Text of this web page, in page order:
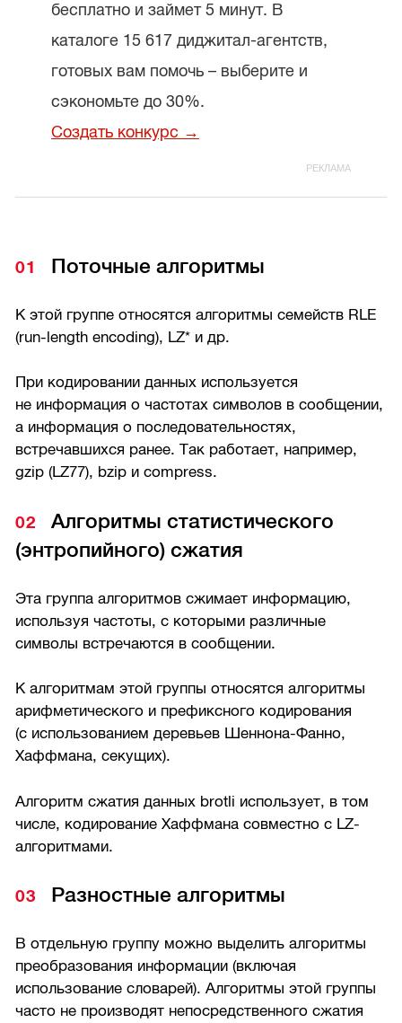
бесплатно и займет 5 минут. В
каталоге 15 617 диджитал-агентств,
готовых вам помочь – выберите и
сэкономьте до 30%.
Создать конкурс →
Поточные алгоритмы
К этой группе относятся алгоритмы семейств RLE
(run-length encoding), LZ* и др.
При кодировании данных используется
не информация о частотах символов в сообщении,
а информация о последовательностях,
встречавшихся ранее. Так работает, например,
gzip (LZ77), bzip и compress.
Алгоритмы статистического
(энтропийного) сжатия
Эта группа алгоритмов сжимает информацию,
используя частоты, с которыми различные
символы встречаются в сообщении.
К алгоритмам этой группы относятся алгоритмы
арифметического и префиксного кодирования
(с использованием деревьев Шеннона-Фанно,
Хаффмана, секущих).
Алгоритм сжатия данных brotli использует, в том
числе, кодирование Хаффмана совместно с LZ-
алгоритмами.
Разностные алгоритмы
В отдельную группу можно выделить алгоритмы
преобразования информации (включая
использование словарей). Алгоритмы этой группы
часто не производят непосредственного сжатия